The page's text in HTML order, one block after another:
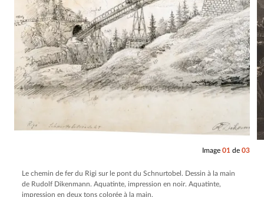
Image 01 de 03
Le chemin de fer du Rigi sur le pont du Schnurtobel. Dessin à la main
de Rudolf Dikenmann. Aquatinte, impression en noir. Aquatinte,
impression en deux tons colorée à la main.